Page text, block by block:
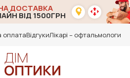
ДОСТАВКА
ВІД 1500ГРН
оплатаВідгукиЛікарі – офтальмологи